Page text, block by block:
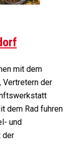
mit dem
Vertretern der
dem Rad fuhren
und
der